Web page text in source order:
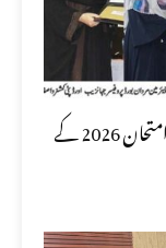
تعلیمی بورڈ مردان نے ایس ایس سی سالانہ اول امتحان 2026 کے